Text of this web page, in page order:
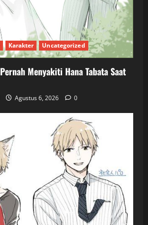
Karakter Uncategorized
Menyakiti Hana Tabata Saat
Agustus 6, 2026 0